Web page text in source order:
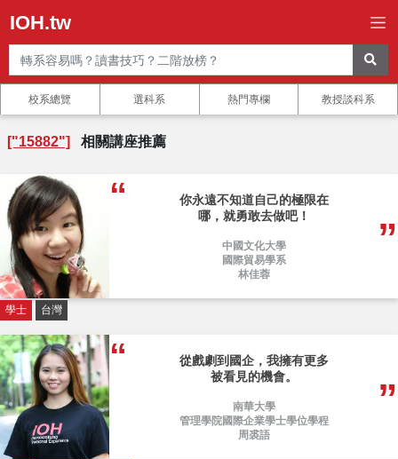
IOH.tw
校系總覽 選科系 熱門專欄 教授談科系
["15882"] 相關講座推薦
你永遠不知道自己的極限在
哪，就勇敢去做吧！
中國文化大學
國際貿易學系
林佳蓉
學士 台灣
從戲劇到國企，我擁有更多
被看見的機會。
南華大學
管理學院國際企業學士學位學程
周裘語